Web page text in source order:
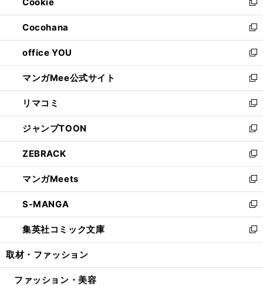
で
開
く
ド
ウ
で
開
く
ィ
ン
ド
ウ
で
開
く
新
し
い
ウ
ィ
ン
ド
ウ
で
開
く
Cocohana
新
し
い
ウ
ィ
ン
ド
ウ
で
開
く
office YOU
新
し
い
ウ
ィ
ン
ド
ウ
で
開
く
マンガMee公式サイト
新
し
い
ウ
ィ
ン
ド
ウ
で
開
く
リマコミ
新
し
い
ウ
ィ
ン
ド
ウ
で
開
く
ジャンプTOON
新
し
い
ウ
ィ
ン
ド
ウ
で
開
ZEBRACK
新
し
い
ウ
ィ
ン
ド
ウ
開
マンガMeets
新
し
い
ウ
ィ
ン
ウ
S-MANGA
新
し
い
ウ
ン
集英社コミック文庫
新
し
ウ
取材・ファッション
ファッション・美容